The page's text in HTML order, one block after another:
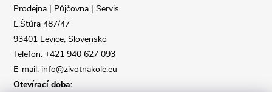
Prodejna | Půjčovna | Servis
Ľ.Štúra 487/47
93401 Levice, Slovensko
Telefon: +421 940 627 093
E-mail: info@zivotnakole.eu
Otevírací doba: